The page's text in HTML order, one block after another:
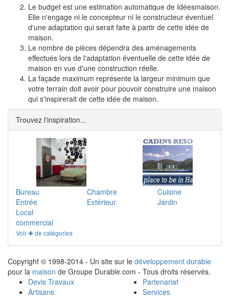
Le budget est une estimation automatique de Idéesmaison.
Elle n'engage ni le concepteur ni le constructeur éventuel
d'une adaptation qui serait faite à partir de cette idée de
maison.
Le nombre de pièces dépendra des aménagements
effectués lors de l'adaptation éventuelle de cette idée de
maison en vue d'une construction réelle.
La façade maximum représente la largeur minimum que
votre terrain doit avoir pour pouvoir construire une maison
qui s'inspirerait de cette idée de maison.
Trouvez l'inspiration...
Bureau Chambre
Cuisine
Entrée
Extérieur
Jardin
Local
commercial
Voir ✚ de catégories
Copyright © 1998-2014 - Un site sur le développement durable
pour la maison de Groupe Durable.com - Tous droits réservés.
Devis Travaux
Artisans
Partenariat
Services